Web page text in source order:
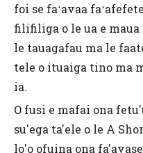
foi se faʻavaa
filifiliga o le ua e maua
le tauagafau ma le
tele o ituaiga tino ma
ia.
O fusi e mafai ona
su'ega ta'ele o le A
lo'o ofuina ona